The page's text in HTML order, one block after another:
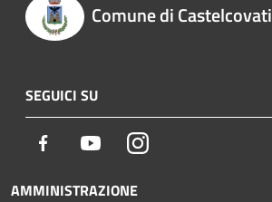
Comune di Castelcovati
SEGUICI SU
Facebook YoutubeInstagram
AMMINISTRAZIONE